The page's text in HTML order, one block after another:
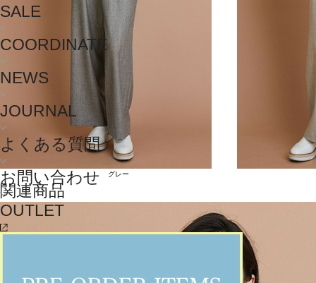
SALE
COORDINATE
NEWS
JOURNAL
よくある質問
お問い合わせ
OUTLET
グレー
関連商品